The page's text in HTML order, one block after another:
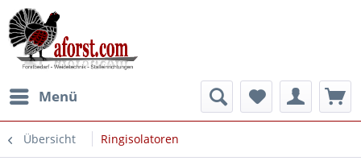
Menü
Übersicht Ringisolatoren